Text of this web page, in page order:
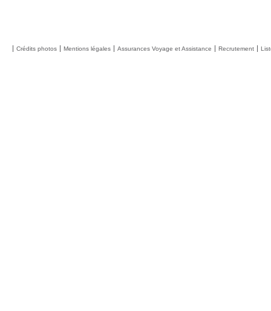
Crédits photos Mentions légales Assurances Voyage et Assistance Recrutement